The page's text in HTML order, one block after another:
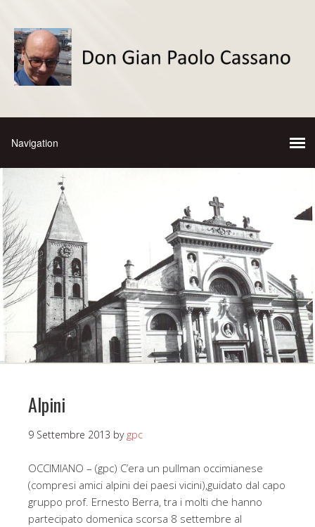
Alpini
9 Settembre 2013 by gpc
OCCIMIANO – (gpc) C’era un pullman occimianese
(compresi amici alpini dei paesi vicini),guidato dal capo
gruppo prof. Ernesto Berra, tra i molti che hanno
partecipato domenica scorsa 8 settembre al